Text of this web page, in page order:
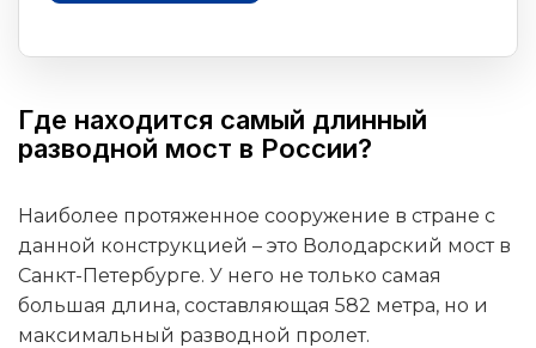
Где находится самый длинный
разводной мост в России?
Наиболее протяженное сооружение в стране с
данной конструкцией – это Володарский мост в
Санкт-Петербурге. У него не только самая
большая длина, составляющая 582 метра, но и
максимальный разводной пролет.